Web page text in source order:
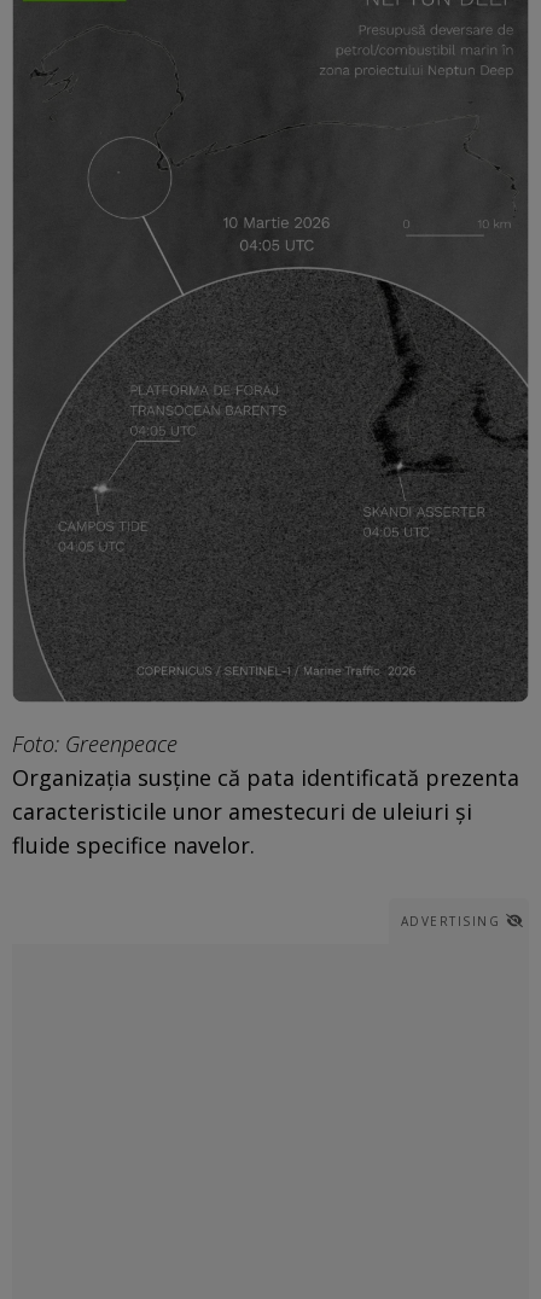
Foto: Greenpeace
Organizația susține că pata identificată prezenta
caracteristicile unor amestecuri de uleiuri și
fluide specifice navelor.
ADVERTISING